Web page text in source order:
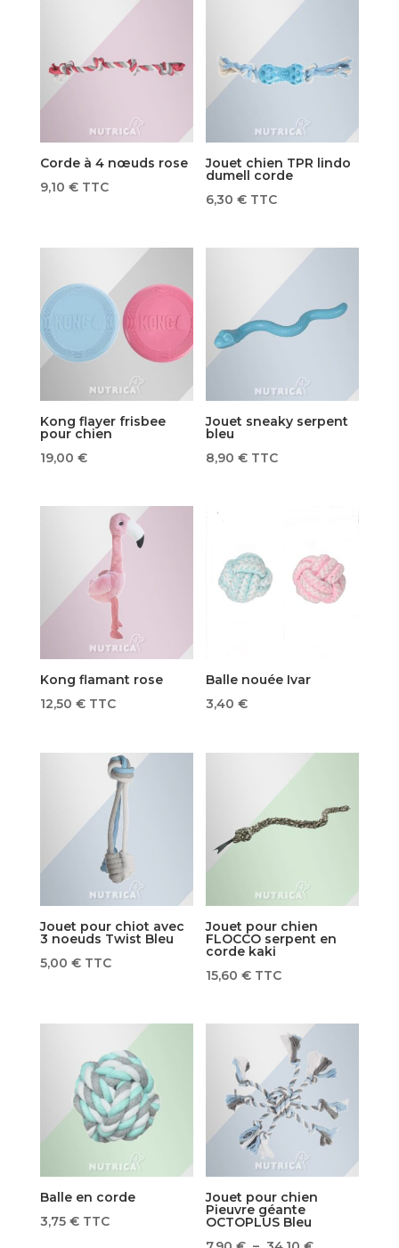
Corde à 4 nœuds rose
9,10 € TTC
Jouet chien TPR lindo
dumell corde
6,30€ TTC
Kong flayer frisbee
pour chien
19,00 €
Jouet sneaky serpent
bleu
8,90€ TTC
Kong flamant rose
12,50 € TTC
Balle nouée Ivar
3,40€
Jouet pour chiot avec
3 noeuds Twist Bleu
5,00 € TTC
Jouet pour chien
FLOCCO serpent en
corde kaki
15,60€ TTC
Balle en corde
3,75 € TTC
Jouet pour chien
Pieuvre géante
OCTOPLUS Bleu